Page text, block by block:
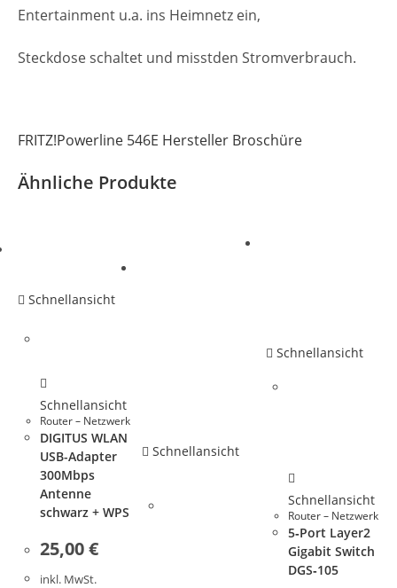
Entertainment u.a. ins Heimnetz ein,
Steckdose schaltet und misstden Stromverbrauch.
FRITZ!Powerline 546E Hersteller Broschüre
Ähnliche Produkte
Schnellansicht
Schnellansicht
Router – Netzwerk
DIGITUS WLAN
USB-Adapter
300Mbps
Antenne
schwarz + WPS
25,00€
inkl. MwSt.
Schnellansicht
Schnellansicht
Schnellansicht
Router – Netzwerk
5‑Port Layer2
Gigabit Switch
DGS‑105